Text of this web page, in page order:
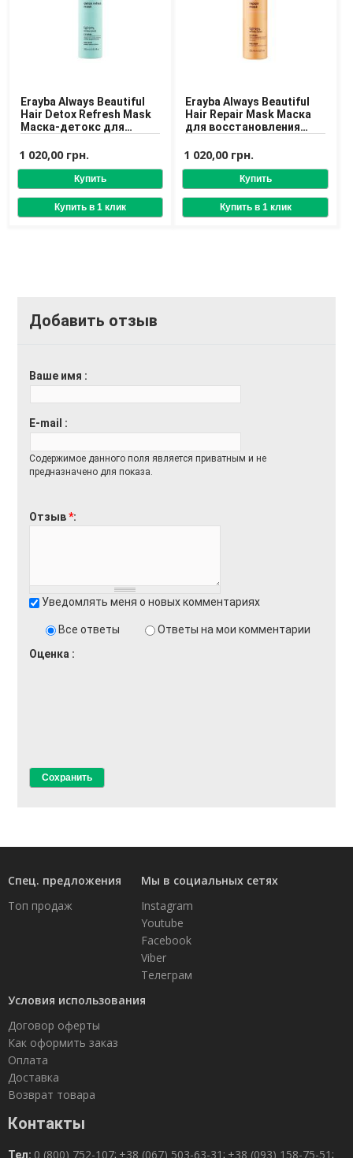
Erayba Always Beautiful
Hair Detox Refresh Mask
Маска-детокс для
1 020,00 грн.
Erayba Always Beautiful
Hair Repair Mask Маска
для восстановления
1 020,00 грн.
Добавить отзыв
Ваше имя
E-mail
Содержимое данного поля является приватным и не
предназначено для показа.
Отзыв*
Уведомлять меня о новых комментариях
Все ответы
Ответы на мои комментарии
Оценка
Спец. предложения
Топ продаж
Мы в социальных сетях
Instagram
Youtube
Facebook
Viber
Телеграм
Условия использования
Договор оферты
Как оформить заказ
Оплата
Доставка
Возврат товара
Контакты
Тел: 0 (800) 752-107; +38 (067) 503-63-31; +38 (093) 158-75-51;